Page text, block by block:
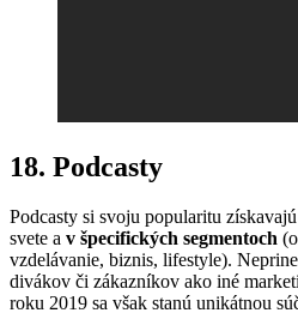
18. Podcasty
Podcasty si svoju popularitu
svete a v špecifických segmentoch
vzdelávanie, biznis, lifestyle).
divákov či zákazníkov ako iné
roku 2019 sa však stanú unikátnou